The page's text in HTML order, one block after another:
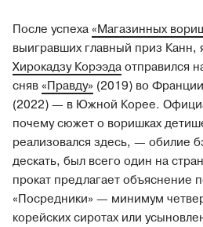
После успеха «Магазинных
выигравших главный приз Канн,
Хирокадзу Корээдаотправился
сняв «Правду» (2019) во
(2022) — в Южной Корее.
почему сюжет о воришках
реализовался здесь, — обилие
дескать, был всего один на
прокат предлагает объяснение
«Посредники» — минимум
корейских сиротах или